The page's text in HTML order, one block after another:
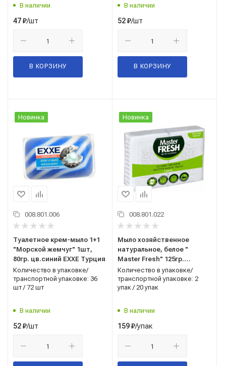
В наличии
47₽/шт
В КОРЗИНУ
В наличии
52₽/шт
В КОРЗИНУ
Новинка
008.801.006
Туалетное крем-мыло 1+1
"Морской жемчуг" 1шт,
80гр. цв.синий EXXE Турция
Количество в упаковке/
транспортной упаковке: 36
шт / 72 шт
В наличии
52₽/шт
Новинка
008.801.022
Мыло хозяйственное
натуральное, белое "
Master Fresh" 125гр.
(1упак.-2шт) 6550
Количество в упаковке/
транспортной упаковке: 2
упак / 20 упак
В наличии
159₽/упак